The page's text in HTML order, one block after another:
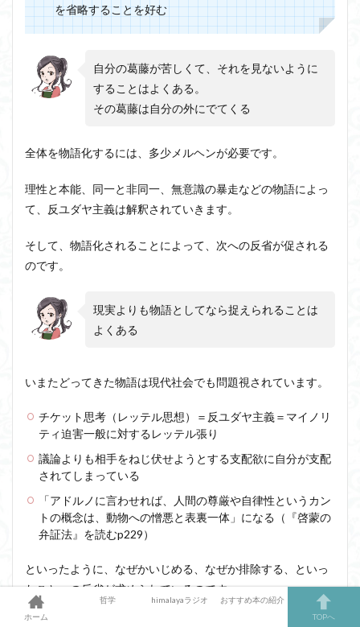
を省略することを好む
自分の葛藤が苦しくて、それを見ないように
することはよくある。
その葛藤は自分の外にでてくる
全体を物語化するには、多少メルヘンが必要です。
理性と本能、同一と非同一、無意識の暴走などの物語によっ
て、反ユダヤ主義は解釈されていきます。
そして、物語化されることによって、次への反省が促される
のです。
現実よりも物語としてなら捉えられることは
よくある
いまたどってきた物語は現代社会でも問題視されています。
チケット思考（レッテル思想）＝反ユダヤ主義＝マイノリ
ティ迫害一般に対するレッテル張り
議論よりも相手をねじ伏せようとする支配欲に自分が支配
されてしまっている
「アドルノに言わせれば、人間の尊厳や自律性というカン
トの概念は、動物への憎悪と表裏一体」になる（『啓蒙の
弁証法』を読むp229）
といったように、なぜかいじめる、なぜか排除する、といっ
たことへの反省が求められているのです。
ホーム
哲学 himalayaラジオ
おすすめ本の紹介
TOPへ